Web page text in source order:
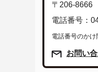
〒206-8666
電話番号：
電話番号のか
お問い